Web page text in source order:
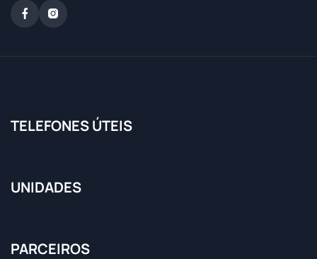
TELEFONES ÚTEIS
UNIDADES
PARCEIROS